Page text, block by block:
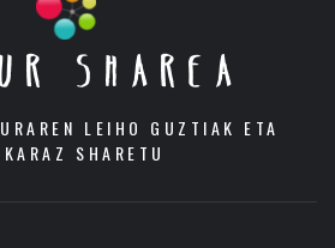
SHAREA
LEIHO GUZTIAK ETA
SHARETU